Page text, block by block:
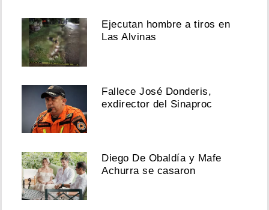
Ejecutan hombre a tiros en
Las Alvinas
Fallece José Donderis,
exdirector del Sinaproc
Diego De Obaldía y Mafe
Achurra se casaron